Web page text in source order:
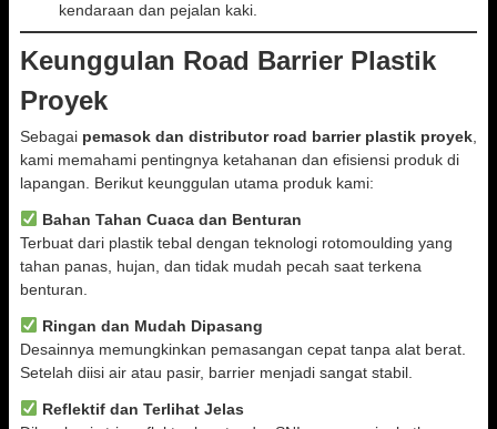
kendaraan dan pejalan kaki.
Keunggulan Road Barrier Plastik
Proyek
Sebagai pemasok dan distributor road barrier plastik proyek
kami memahami pentingnya ketahanan dan efisiensi produk di
lapangan. Berikut keunggulan utama produk kami:
Bahan Tahan Cuaca dan Benturan
Terbuat dari plastik tebal dengan teknologi rotomoulding yang
tahan panas, hujan, dan tidak mudah pecah saat terkena
benturan.
Ringan dan Mudah Dipasang
Desainnya memungkinkan pemasangan cepat tanpa alat berat.
Setelah diisi air atau pasir, barrier menjadi sangat stabil.
Reflektif dan Terlihat Jelas